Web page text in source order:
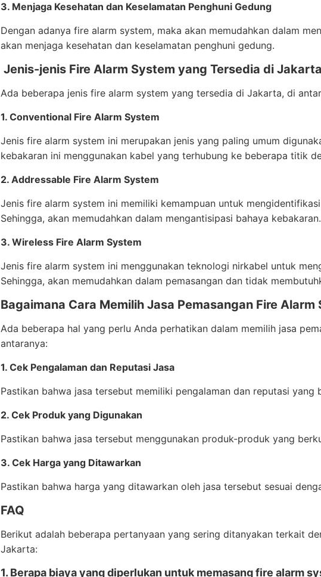
3. Menjaga Kesehatan dan Keselamatan Penghuni Gedung
Dengan adanya fire alarm system, maka akan memudahkan dalam
akan menjaga kesehatan dan keselamatan penghuni gedung.
Jenis-jenis Fire Alarm System yang Tersedia di Jakarta
Ada beberapa jenis fire alarm system yang tersedia di Jakarta, di
1. Conventional Fire Alarm System
Jenis fire alarm system ini merupakan jenis yang paling umum
kebakaran ini menggunakan kabel yang terhubung ke beberapa titik
2. Addressable Fire Alarm System
Jenis fire alarm system ini memiliki kemampuan untuk
Sehingga, akan memudahkan dalam mengantisipasi bahaya kebakaran.
3. Wireless Fire Alarm System
Jenis fire alarm system ini menggunakan teknologi nirkabel untuk
Sehingga, akan memudahkan dalam pemasangan dan tidak
Bagaimana Cara Memilih Jasa Pemasangan Fire
Ada beberapa hal yang perlu Anda perhatikan dalam memilih jasa
antaranya:
1. Cek Pengalaman dan Reputasi Jasa
Pastikan bahwa jasa tersebut memiliki pengalaman dan reputasi yang
2. Cek Produk yang Digunakan
Pastikan bahwa jasa tersebut menggunakan produk-produk yang
3. Cek Harga yang Ditawarkan
Pastikan bahwa harga yang ditawarkan oleh jasa tersebut sesuai
FAQ
Berikut adalah beberapa pertanyaan yang sering ditanyakan terkait
Jakarta:
1. Berapa biaya yang diperlukan untuk memasang fire alarm